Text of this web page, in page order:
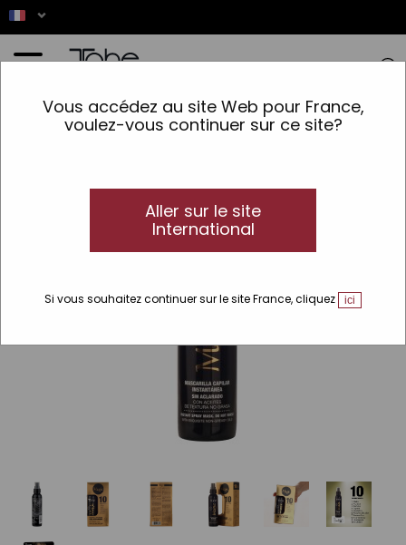
Vous accédez au site Web pour France,
voulez-vous continuer sur ce site?
Aller sur le site
International
Si vous souhaitez continuer sur le site France, cliquez ici
>Cheveux >Soins Spécifiques > Réparation totale >Cheveux fins > Instant